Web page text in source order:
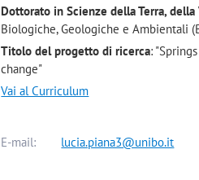
Dottorato in Scienze della Terra,
Biologiche, Geologiche e Ambientali
Titolo del progetto di ricerca:
change"
Vai al Curriculum
E-mail: lucia.piana3@unibo.it